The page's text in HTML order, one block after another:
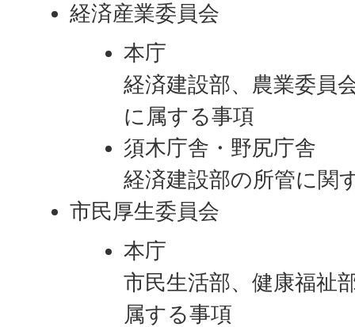
経済産業委員会
本庁
経済建設部、農業委員
に属する事項
須木庁舎・野尻庁舎
経済建設部の所管に関
市民厚生委員会
本庁
市民生活部、健康福祉
属する事項